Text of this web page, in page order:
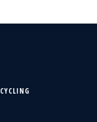
CYCLING